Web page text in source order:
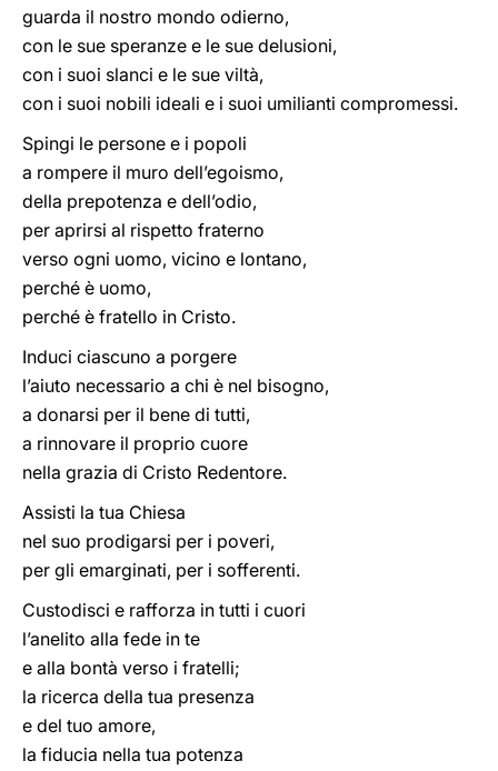
guarda il nostro mondo odierno,
con le sue speranze e le sue delusioni,
con i suoi slanci e le sue viltà,
con i suoi nobili ideali e i suoi umilianti compromessi.
Spingi le persone e i popoli
a rompere il muro dell’egoismo,
della prepotenza e dell’odio,
per aprirsi al rispetto fraterno
verso ogni uomo, vicino e lontano,
perché è uomo,
perché è fratello in Cristo.
Induci ciascuno a porgere
l’aiuto necessario a chi è nel bisogno,
a donarsi per il bene di tutti,
a rinnovare il proprio cuore
nella grazia di Cristo Redentore.
Assisti la tua Chiesa
nel suo prodigarsi per i poveri,
per gli emarginati, per i sofferenti.
Custodisci e rafforza in tutti i cuori
l’anelito alla fede in te
e alla bontà verso i fratelli;
la ricerca della tua presenza
e del tuo amore,
la fiducia nella tua potenza